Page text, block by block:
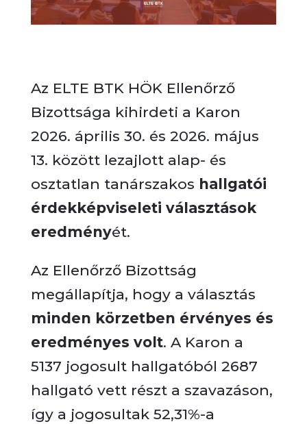
Az ELTE BTK HÖK Ellenőrző
Bizottsága kihirdeti a Karon
2026. április 30. és 2026. május
13. között lezajlott alap- és
osztatlan tanárszakos hallgatói
érdekképviseleti választások
eredményét.
Az Ellenőrző Bizottság
megállapítja, hogy a választás
minden körzetben érvényes és
eredményes volt. A Karon a
5137 jogosult hallgatóból 2687
hallgató vett részt a szavazáson,
így a jogosultak 52,31%-a